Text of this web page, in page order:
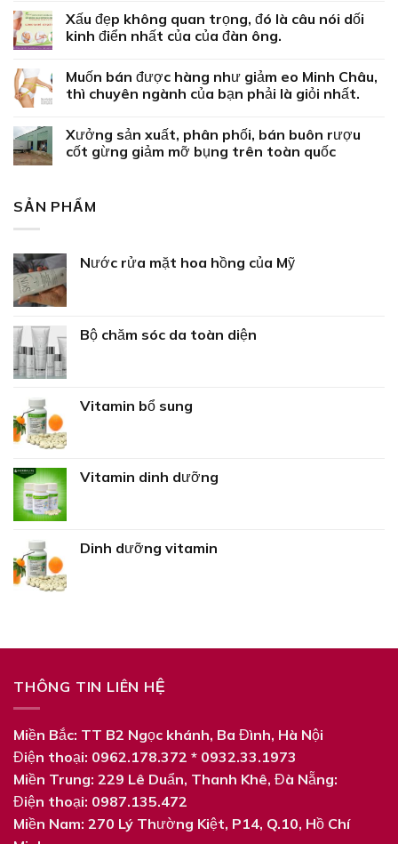
Xấu đẹp không quan trọng, đó là câu nói dối
kinh điển nhất của của đàn ông.
Muốn bán được hàng như giảm eo Minh Châu,
thì chuyên ngành của bạn phải là giỏi nhất.
Xưởng sản xuất, phân phối, bán buôn rượu
cốt gừng giảm mỡ bụng trên toàn quốc
SẢN PHẨM
Nước rửa mặt hoa hồng của Mỹ
Bộ chăm sóc da toàn diện
Vitamin bổ sung
Vitamin dinh dưỡng
Dinh dưỡng vitamin
THÔNG TIN LIÊN HỆ
Miền Bắc: TT B2 Ngọc khánh, Ba Đình, Hà Nội
Điện thoại: 0962.178.372 * 0932.33.1973
Miền Trung: 229 Lê Duẩn, Thanh Khê, Đà Nẵng:
Điện thoại: 0987.135.472
Miền Nam: 270 Lý‎ Thường Kiệt, P14, Q.10, Hồ Chí